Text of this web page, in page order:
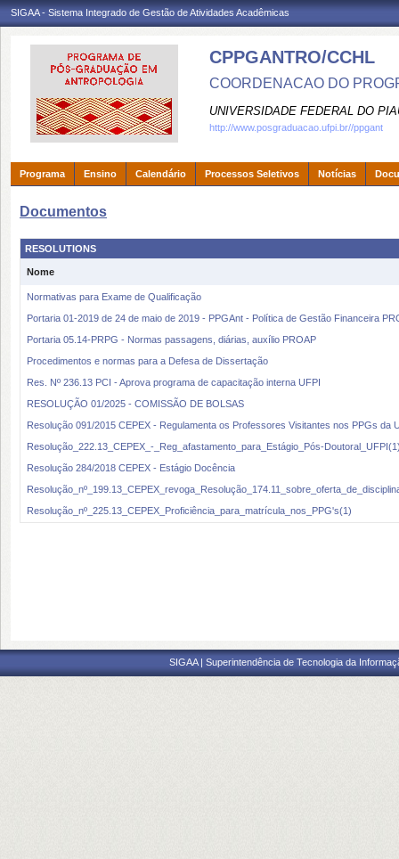
SIGAA - Sistema Integrado de Gestão de Atividades Acadêmicas
CPPGANTRO/CCHL
COORDENACAO DO
UNIVERSIDADE FEDERAL DO
http://www.posgraduacao.ufpi.br//ppgant
Programa Ensino Calendário Processos Seletivos Notícias
Documentos
RESOLUTIONS
Nome
Normativas para Exame de Qualificação
Portaria 01-2019 de 24 de maio de 2019 - PPGAnt - Política de Gestão Financeira
Portaria 05.14-PRPG - Normas passagens, diárias, auxílio PROAP
Procedimentos e normas para a Defesa de Dissertação
Res. Nº 236.13 PCI - Aprova programa de capacitação interna UFPI
RESOLUÇÃO 01/2025 - COMISSÃO DE BOLSAS
Resolução 091/2015 CEPEX - Regulamenta os Professores Visitantes nos PPGs da
Resolução_222.13_CEPEX_-_Reg_afastamento_para_Estágio_Pós-
Resolução 284/2018 CEPEX - Estágio Docência
Resolução_nº_225.13_CEPEX_Proficiência_para_matrícula_nos_PPG's(1)
SIGAA | Superintendência de Tecnologia da